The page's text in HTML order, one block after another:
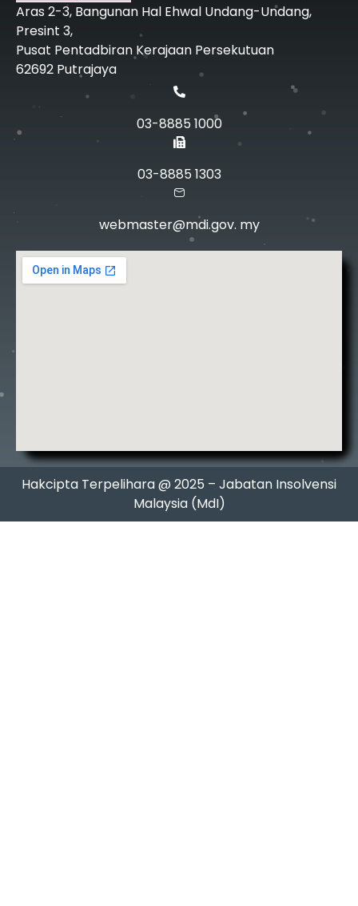
Aras 2-3, Bangunan Hal Ehwal Undang-Undang,
Presint 3,
Pusat Pentadbiran Kerajaan Persekutuan
62692 Putrajaya
03-8885 1000
03-8885 1303
webmaster@mdi.gov. my
Hakcipta Terpelihara @ 2025 – Jabatan Insolvensi
Malaysia (MdI)